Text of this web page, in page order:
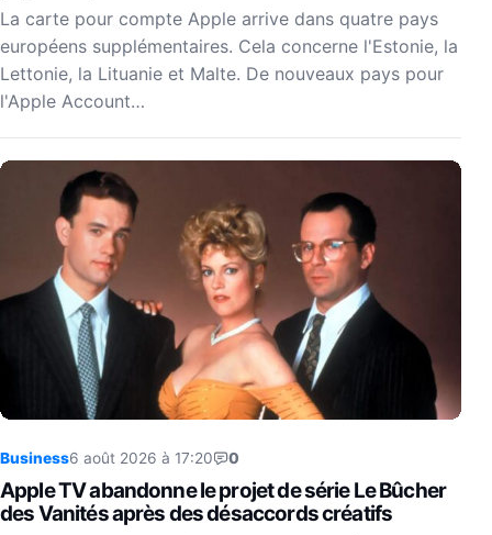
La carte pour compte Apple arrive dans quatre pays
européens supplémentaires. Cela concerne l'Estonie, la
Lettonie, la Lituanie et Malte. De nouveaux pays pour
l'Apple Account…
Business6 août 2026 à 17:20 0
Apple TV abandonne le projet de série Le Bûcher
des Vanités après des désaccords créatifs